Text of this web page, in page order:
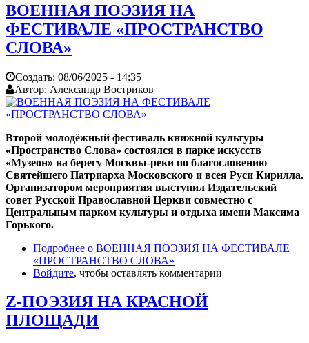
ВОЕННАЯ ПОЭЗИЯ НА
ФЕСТИВАЛЕ «ПРОСТРАНСТВО
СЛОВА»
Создать: 08/06/2025 - 14:35
Автор: Александр Востриков
Второй молодёжный фестиваль книжной культуры
«Пространство Слова» состоялся в парке искусств
«Музеон» на берегу Москвы-реки по благословению
Святейшего Патриарха Московского и всея Руси Кирилла.
Организатором мероприятия выступил Издательский
совет Русской Православной Церкви совместно с
Центральным парком культуры и отдыха имени Максима
Горького.
Подробнее о ВОЕННАЯ ПОЭЗИЯ НА ФЕСТИВАЛЕ
«ПРОСТРАНСТВО СЛОВА»
Войдите, чтобы оставлять комментарии
Z-ПОЭЗИЯ НА КРАСНОЙ
ПЛОЩАДИ